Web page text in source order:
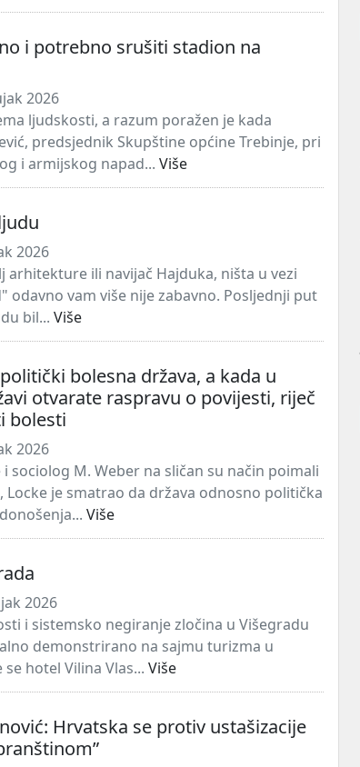
i potrebno srušiti stadion na
2026
ljudskosti, a razum poražen je kada
predsjednik Skupštine općine Trebinje, pri
i armijskog napad... Više
2026
arhitekture ili navijač Hajduka, ništa u vezi
odavno vam više nije zabavno. Posljednji put
bil... Više
bolesna država, a kada u
otvarate raspravu o povijesti, riječ
bolesti
2026
i sociolog M. Weber na sličan su način poimali
Locke je smatrao da država odnosno politička
Više
2026
i sistemsko negiranje zločina u Višegradu
demonstrirano na sajmu turizma u
hotel Vilina Vlas... Više
Hrvatska se protiv ustašizacije